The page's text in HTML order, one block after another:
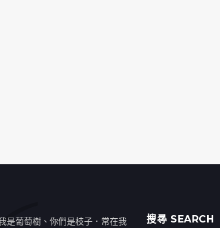
是葡萄樹、你們是枝子．常在我
搜㝷 SEARCH